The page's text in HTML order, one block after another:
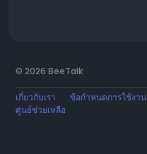
© 2026 BeeTalk
เกี่ยวกับเรา ข้อกำหนดการใช้งาน
ศูนย์ช่วยเหลือ